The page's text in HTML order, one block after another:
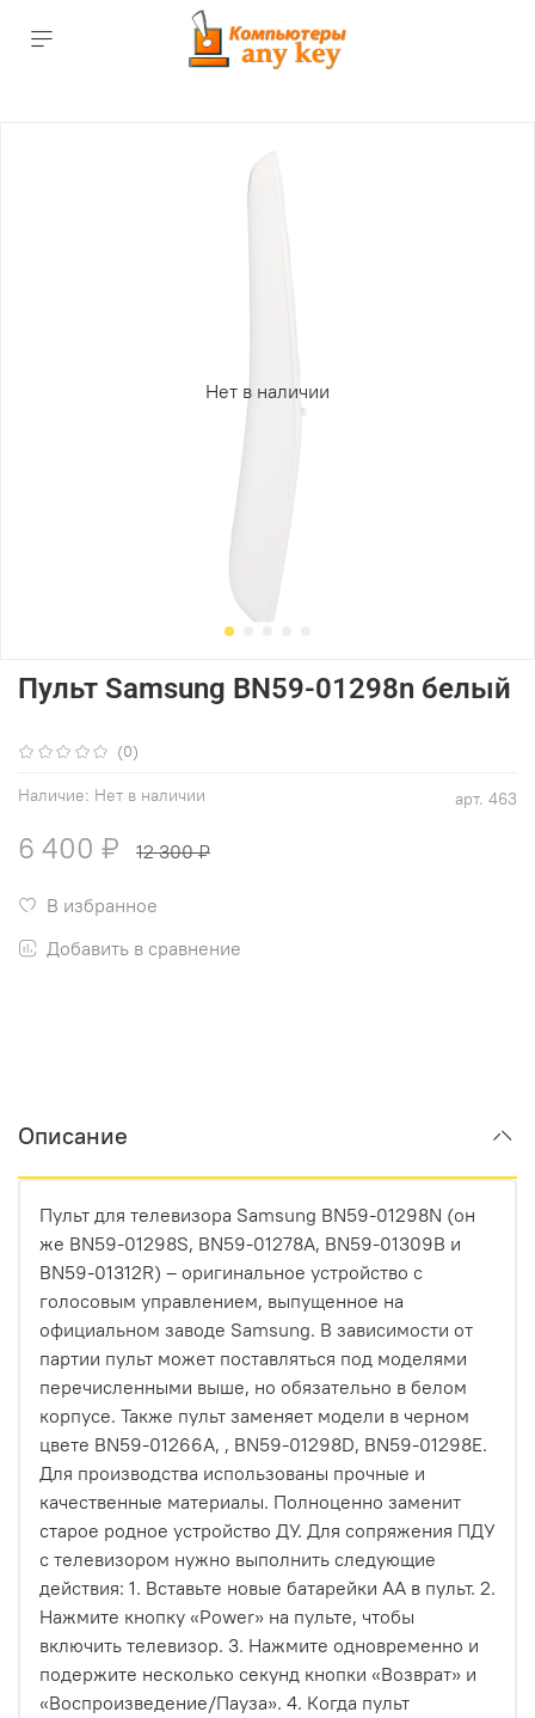
Нет в наличии
(0)
арт. 463
Наличие: Нет в наличии
Пульт Samsung BN59-01298n белый
6 400 ₽ 12 300 ₽
В избранное
Добавить в сравнение
Описание
Пульт для телевизора Samsung BN59-01298N (он
же BN59-01298S, BN59-01278A, BN59-01309B и
BN59-01312R) – оригинальное устройство с
голосовым управлением, выпущенное на
официальном заводе Samsung. В зависимости от
партии пульт может поставляться под моделями
перечисленными выше, но обязательно в белом
корпусе. Также пульт заменяет модели в черном
цвете BN59-01266A, , BN59-01298D, BN59-01298E.
Для производства использованы прочные и
качественные материалы. Полноценно заменит
старое родное устройство ДУ. Для сопряжения ПДУ
с телевизором нужно выполнить следующие
действия: 1. Вставьте новые батарейки AA в пульт. 2.
Нажмите кнопку «Power» на пульте, чтобы
включить телевизор. 3. Нажмите одновременно и
подержите несколько секунд кнопки «Возврат» и
«Воспроизведение/Пауза». 4. Когда пульт